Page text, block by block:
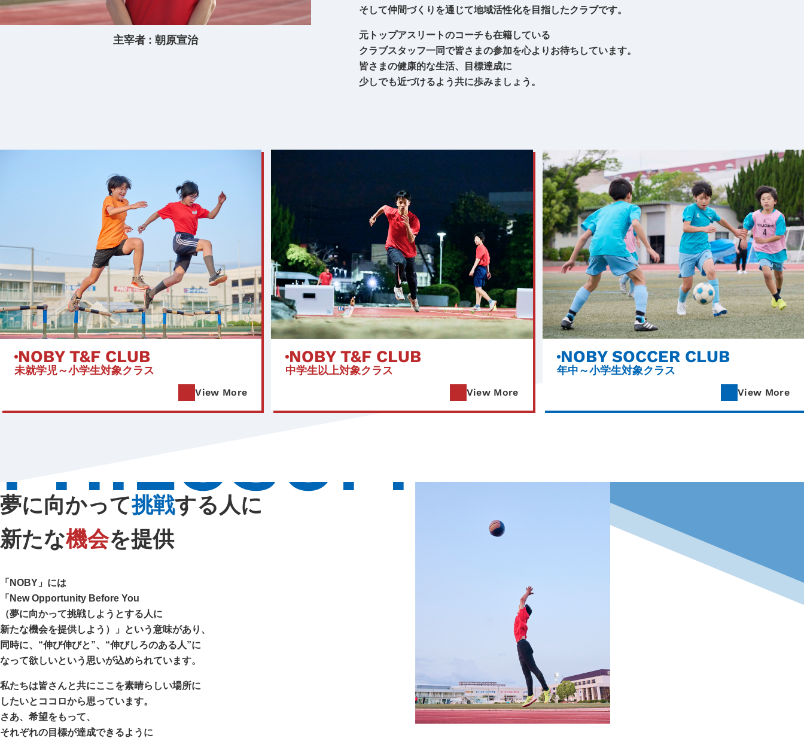
ガス事業者さま
簡易内管施工登録店の各種業務について
主宰者 : 朝原宣治
そして仲間づくりを通じて地域活性化を目指したクラブです。
元トップアスリートのコーチも在籍している
クラブスタッフ一同で皆さまの参加を心よりお待ちしています。
皆さまの健康的な生活、目標達成に
少しでも近づけるよう共に歩みましょう。
NOBY T&F CLUB
未就学児～小学生対象クラス
View More
NOBY T&F CLUB
中学生以上対象クラス
View More
NOBY SOCCER CLUB
年中～小学生対象クラス
View More
PHILOSOPHY
夢に向かって挑戦する人に
新たな機会を提供
「NOBY」には
「New Opportunity Before You
（夢に向かって挑戦しようとする人に
新たな機会を提供しよう）」という意味があり、
同時に、“伸び伸びと”、“伸びしろのある人”に
なって欲しいという思いが込められています。
私たちは皆さんと共にここを素晴らしい場所に
したいとココロから思っています。
さあ、希望をもって、
それぞれの目標が達成できるように